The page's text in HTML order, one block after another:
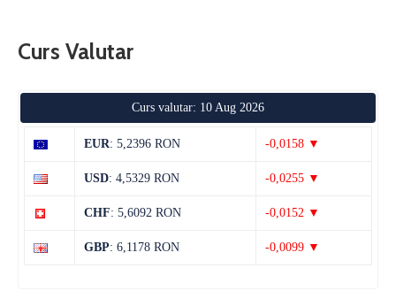
Curs Valutar
Curs valutar: 10 Aug 2026
EUR: 5,2396 RON -0,0158 ▼
USD: 4,5329 RON -0,0255 ▼
CHF: 5,6092 RON -0,0152 ▼
GBP: 6,1178 RON -0,0099 ▼